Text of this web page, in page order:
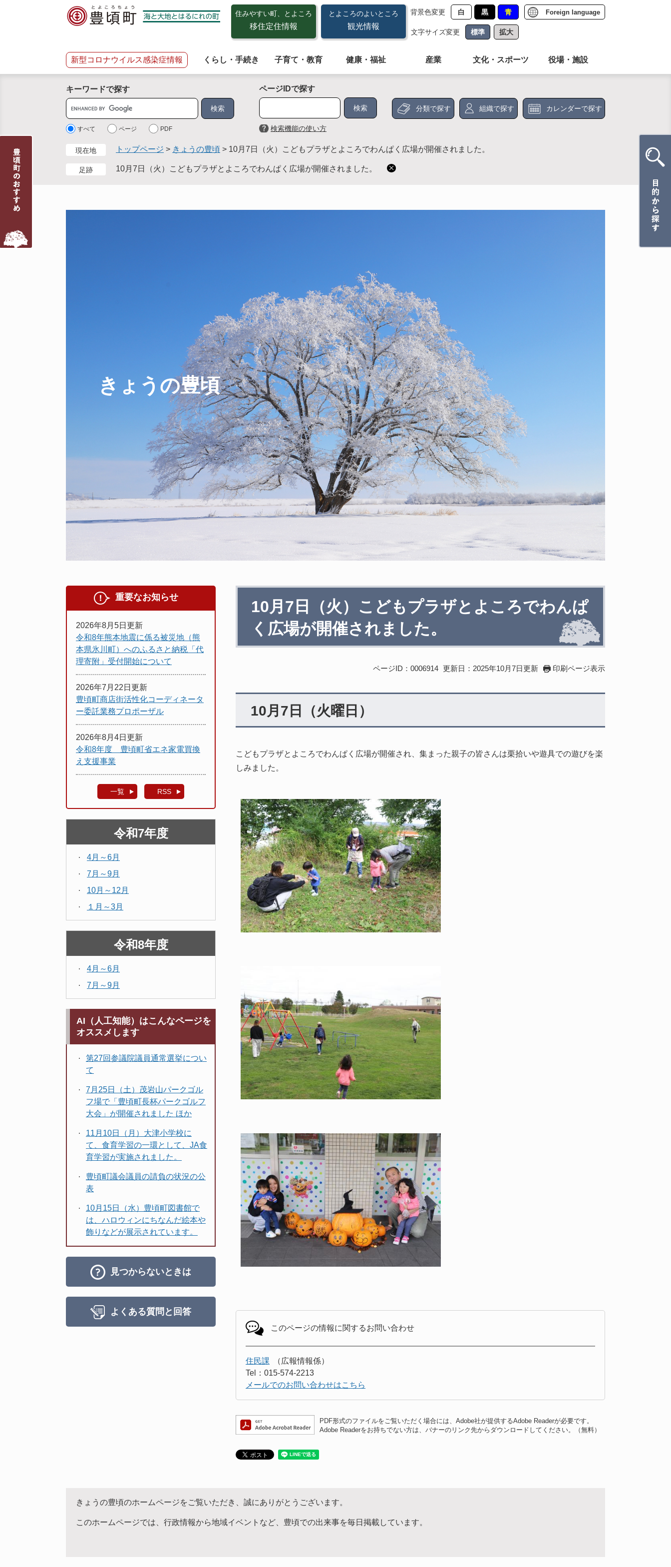
へ
住みやすい町、とよころ
移住定住情報
とよころのよいところ
観光情報
背景色変更 白 黒 青
文字サイズ変更 標準 拡大
Foreign language
新型コロナウイルス感染症情報 くらし・手続き 子育て・教育 健康・福祉 産業 文化・スポーツ 役場・施設
キーワードで探す
サ
イ
ト すべて ページ PDF
ページIDで探す
検索機能の使い方
分類で探す 組織で探す カレンダーで探す
現在地 トップページ > きょうの豊頃 > 10月7日（火）こどもプラザとよころでわんぱく広場が開催されました。
足跡 10月7日（火）こどもプラザとよころでわんぱく広場が開催されました。
きょうの豊頃
10月7日（火）こどもプラザとよころでわんぱ
く広場が開催されました。
ページID：0006914 更新日：2025年10月7日更新 印刷ページ表示
10月7日（火曜日）
こどもプラザとよころでわんぱく広場が開催され、集まった親子の皆さんは栗拾いや遊具での遊びを楽
しみました。
このページの情報に関するお問い合わせ
住民課
広報情報係
Tel：015-574-2213
メールでのお問い合わせはこちら
PDF形式のファイルをご覧いただく場合には、Adobe社が提供するAdobe Readerが必要です。
Adobe Readerをお持ちでない方は、バナーのリンク先からダウンロードしてください。（無料）
重要なお知らせ
2026年8月5日更新
令和8年熊本地震に係る被災地（熊
本県氷川町）へのふるさと納税「代
理寄附」受付開始について
2026年7月22日更新
豊頃町商店街活性化コーディネータ
ー委託業務プロポーザル
2026年8月4日更新
令和8年度 豊頃町省エネ家電買換
え支援事業
一覧 RSS
令和7年度
4月～6月
7月～9月
10月～12月
１月～3月
令和8年度
4月～6月
7月～9月
AI（人工知能）はこんなページを
オススメします
第27回参議院議員通常選挙につい
て
7月25日（土）茂岩山パークゴル
フ場で「豊頃町長杯パークゴルフ
大会」が開催されました ほか
11月10日（月）大津小学校に
て、食育学習の一環として、JA食
育学習が実施されました。
豊頃町議会議員の請負の状況の公
表
10月15日（水）豊頃町図書館で
は、ハロウィンにちなんだ絵本や
飾りなどが展示されています。
見つからないときは
よくある質問と回答
きょうの豊頃のホームページをご覧いただき、誠にありがとうございます。
このホームページでは、行政情報から地域イベントなど、豊頃での出来事を毎日掲載しています。